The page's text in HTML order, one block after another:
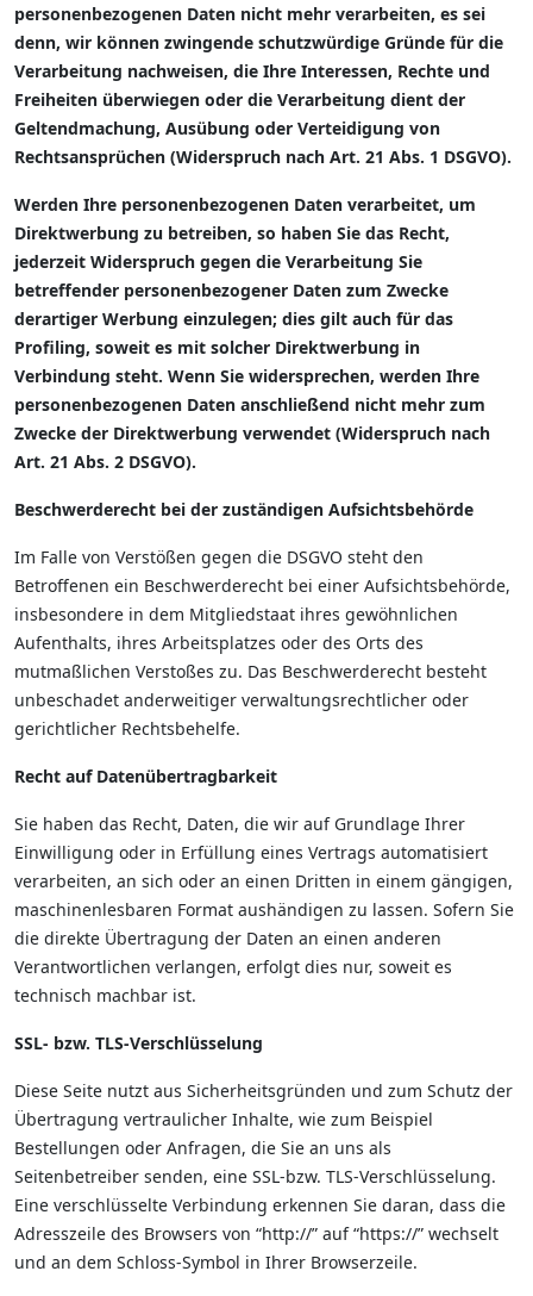
personenbezogenen Daten nicht mehr verarbeiten, es sei
denn, wir können zwingende schutzwürdige Gründe für die
Verarbeitung nachweisen, die Ihre Interessen, Rechte und
Freiheiten überwiegen oder die Verarbeitung dient der
Geltendmachung, Ausübung oder Verteidigung von
Rechtsansprüchen (Widerspruch nach Art. 21 Abs. 1 DSGVO).
Werden Ihre personenbezogenen Daten verarbeitet, um
Direktwerbung zu betreiben, so haben Sie das Recht,
jederzeit Widerspruch gegen die Verarbeitung Sie
betreffender personenbezogener Daten zum Zwecke
derartiger Werbung einzulegen; dies gilt auch für das
Profiling, soweit es mit solcher Direktwerbung in
Verbindung steht. Wenn Sie widersprechen, werden Ihre
personenbezogenen Daten anschließend nicht mehr zum
Zwecke der Direktwerbung verwendet (Widerspruch nach
Art. 21 Abs. 2 DSGVO).
Beschwerderecht bei der zuständigen Aufsichtsbehörde
Im Falle von Verstößen gegen die DSGVO steht den
Betroffenen ein Beschwerderecht bei einer Aufsichtsbehörde,
insbesondere in dem Mitgliedstaat ihres gewöhnlichen
Aufenthalts, ihres Arbeitsplatzes oder des Orts des
mutmaßlichen Verstoßes zu. Das Beschwerderecht besteht
unbeschadet anderweitiger verwaltungsrechtlicher oder
gerichtlicher Rechtsbehelfe.
Recht auf Datenübertragbarkeit
Sie haben das Recht, Daten, die wir auf Grundlage Ihrer
Einwilligung oder in Erfüllung eines Vertrags automatisiert
verarbeiten, an sich oder an einen Dritten in einem gängigen,
maschinenlesbaren Format aushändigen zu lassen. Sofern Sie
die direkte Übertragung der Daten an einen anderen
Verantwortlichen verlangen, erfolgt dies nur, soweit es
technisch machbar ist.
SSL- bzw. TLS-Verschlüsselung
Diese Seite nutzt aus Sicherheitsgründen und zum Schutz der
Übertragung vertraulicher Inhalte, wie zum Beispiel
Bestellungen oder Anfragen, die Sie an uns als
Seitenbetreiber senden, eine SSL-bzw. TLS-Verschlüsselung.
Eine verschlüsselte Verbindung erkennen Sie daran, dass die
Adresszeile des Browsers von “http://” auf “https://” wechselt
und an dem Schloss-Symbol in Ihrer Browserzeile.